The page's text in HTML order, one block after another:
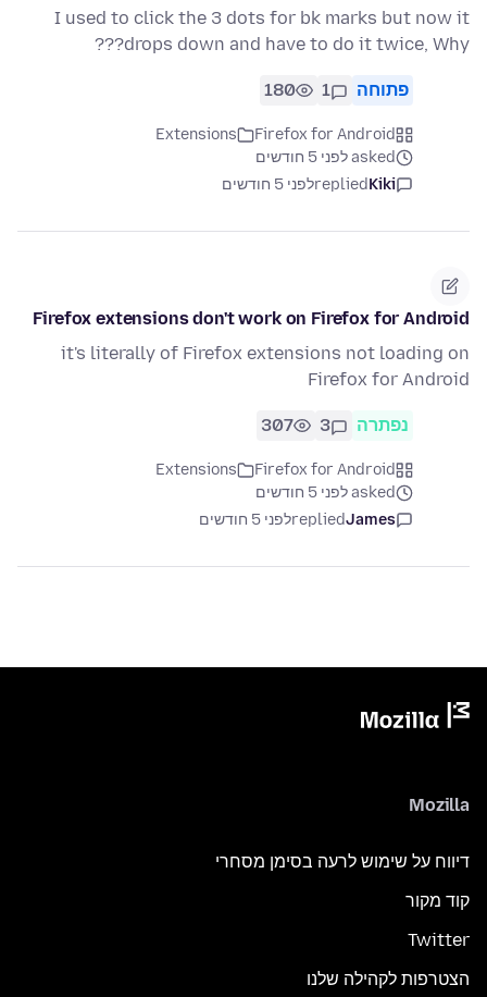
I used to click the 3 dots for bk marks but now it
drops down and have to do it twice, Why???
פתוחה 1
180
Firefox for Android
Extensions
asked לפני 5 חודשים
Kiki
repliedלפני 5 חודשים
Firefox extensions don't work on Firefox for Android
it's literally of Firefox extensions not loading on
Firefox for Android
נפתרה 3
307
Firefox for Android
Extensions
asked לפני 5 חודשים
James
repliedלפני 5 חודשים
Mozilla
דיווח על שימוש לרעה בסימן מסחרי
קוד מקור
Twitter
הצטרפות לקהילה שלנו